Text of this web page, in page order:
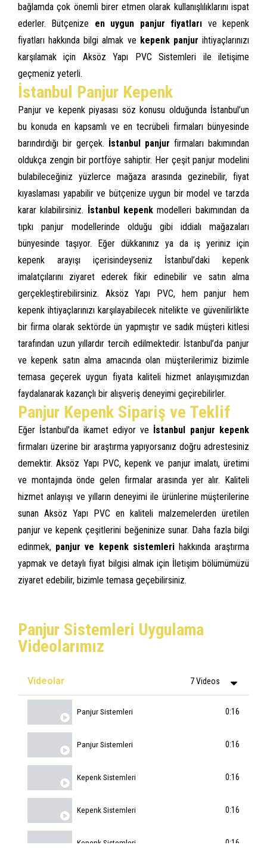
bağlamda çok önemli birer etmen olarak kullanışlılıklarını ispat
ederler. Bütçenize en uygun panjur fiyatları ve kepenk
fiyatları hakkında bilgi almak ve kepenk panjur ihtiyaçlarınızı
karşılamak için Aksöz Yapı PVC Sistemleri ile iletişime
geçmeniz yeterli.
İstanbul Panjur Kepenk
Panjur ve kepenk piyasası söz konusu olduğunda İstanbul’un
bu konuda en kapsamlı ve en tecrübeli firmaları bünyesinde
barındırdığı bir gerçek. İstanbul panjur firmaları bakımından
oldukça zengin bir portföye sahiptir. Her çeşit panjur modelini
bulabileceğiniz yüzlerce mağaza arasında gezinebilir, fiyat
kıyaslaması yapabilir ve bütçenize uygun bir model ve tarzda
karar kılabilirsiniz. İstanbul kepenk modelleri bakımından da
tıpkı panjur modellerinde olduğu gibi iddialı mağazaları
bünyesinde taşıyor. Eğer dükkanınız ya da iş yeriniz için
kepenk arayışı içerisindeyseniz İstanbul’daki kepenk
imalatçılarını ziyaret ederek fikir edinebilir ve satın alma
gerçekleştirebilirsiniz. Aksöz Yapı PVC, hem panjur hem
kepenk ihtiyaçlarınızı karşılayabilecek nitelikte ve güvenilirlikte
bir firma olarak sektörde ün yapmıştır ve sadık müşteri kitlesi
tarafından uzun yıllardır tercih edilmektedir. İstanbul’da panjur
ve kepenk satın alma amacında olan müşterilerimiz bizimle
temasa geçerek uygun fiyata kaliteli hizmet anlayışımızdan
faydalanarak kazançlı bir alışveriş deneyimi geçirebilirler.
Panjur Kepenk Sipariş ve Teklif
Eğer İstanbul'da ikamet ediyor ve İstanbul panjur kepenk
firmaları üzerine bir araştırma yapıyorsanız doğru adrestesiniz
demektir. Aksöz Yapı PVC, kepenk ve panjur imalatı, üretimi
ve montajında önde gelen firmalar arasında yer alır. Kaliteli
hizmet anlayışı ve yılların deneyimi ile ürünlerine müşterilerine
sunan Aksöz Yapı PVC en kaliteli malzemelerden üretilen
panjur ve kepenk çeşitlerini beğeninize sunar. Daha fazla bilgi
edinmek, panjur ve kepenk sistemlerihakkında araştırma
yapmak ve detaylı fiyat bilgisi almak için İletişim bölümümüzü
ziyaret edebilir, bizimle temasa geçebilirsiniz.
Panjur Sistemleri Uygulama
Videolarımız
Videolar 7 Videos
Panjur Sistemleri 0:16
Panjur Sistemleri 0:16
Kepenk Sistemleri 0:16
Kepenk Sistemleri 0:16
Kepenk Sistemleri 0:16
Aksöz Yapı | Yurtdışı Whatsapp